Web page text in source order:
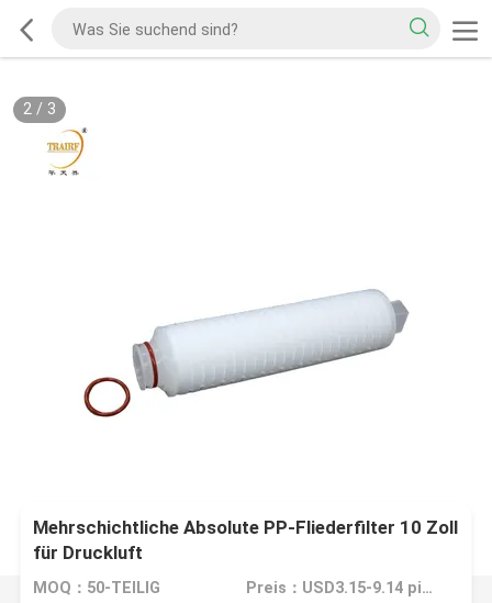
2/ 3
Mehrschichtliche Absolute PP-Fliederfilter 10 Zoll
für Druckluft
MOQ：50-TEILIG Preis：USD3.15-9.14 piece